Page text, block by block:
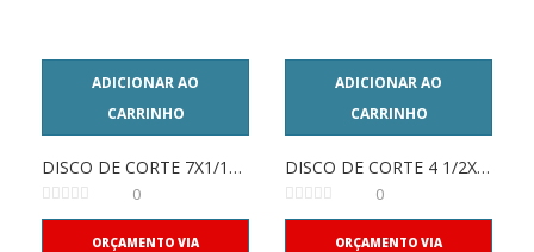
ADICIONAR AO
CARRINHO
DISCO DE CORTE 7X1/16X7/8 NORTON
0
ORÇAMENTO VIA
ADICIONAR AO
CARRINHO
DISCO DE CORTE 4 1/2X1,0X7/8 NORTON
0
ORÇAMENTO VIA